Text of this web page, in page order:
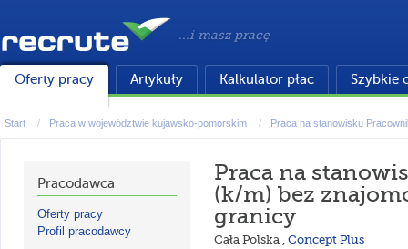
...i masz pracę
Oferty pracy Artykuły Kalkulator płac Szybkie
Start Praca w województwie kujawsko-pomorskim Praca na stanowisku
Pracodawca
Oferty pracy
Profil pracodawcy
Praca na
(k/m) bez
granicy
Cała Polska, Concept Plus